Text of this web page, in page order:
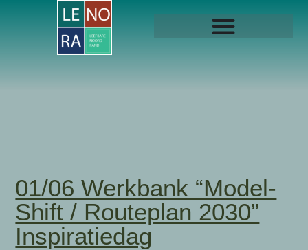
01/06 Werkbank “Model-
Shift / Routeplan 2030”
Inspiratiedag